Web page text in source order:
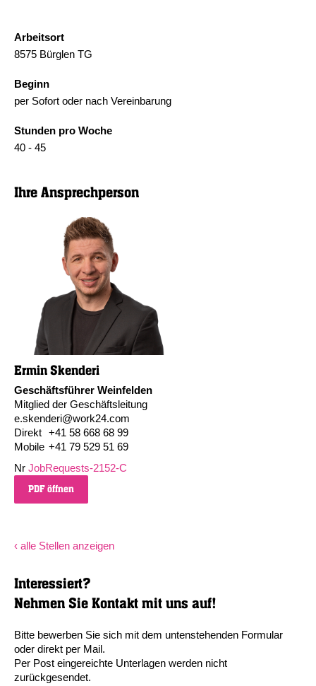
Arbeitsort
8575 Bürglen TG
Beginn
per Sofort oder nach Vereinbarung
Stunden pro Woche
40 - 45
Ihre Ansprechperson
Ermin Skenderi
Geschäftsführer Weinfelden
Mitglied der Geschäftsleitung
e.skenderi@work24.com
Direkt +41 58 668 68 99
Mobile +41 79 529 51 69
Nr JobRequests-2152-C
PDF öffnen
‹ alle Stellen anzeigen
Interessiert?
Nehmen Sie Kontakt mit uns auf!
Bitte bewerben Sie sich mit dem untenstehenden Formular
oder direkt per Mail.
Per Post eingereichte Unterlagen werden nicht
zurückgesendet.